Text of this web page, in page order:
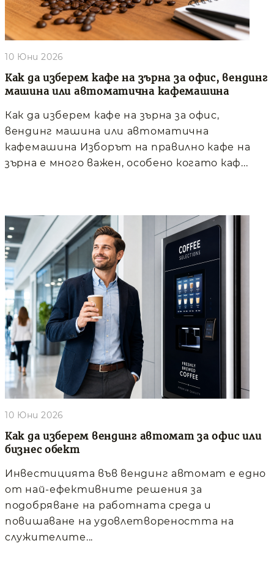
Как да изберем кафе на зърна за офис, вендинг
машина или автоматична кафемашина
10 Юни 2026
Как да изберем кафе на зърна за офис,
вендинг машина или автоматична
кафемашина Изборът на правилно кафе на
зърна е много важен, особено когато каф...
Как да изберем вендинг автомат за офис или
бизнес обект
10 Юни 2026
Инвестицията във вендинг автомат е едно
от най-ефективните решения за
подобряване на работната среда и
повишаване на удовлетвореността на
служителите...